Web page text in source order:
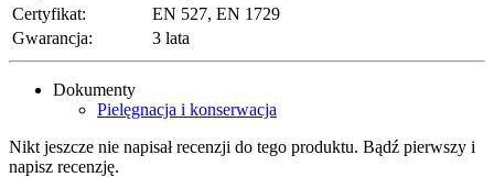
Certyfikat:
EN 527, EN 1729
Gwarancja:
3 lata
Dokumenty
Pielęgnacja i konserwacja
Nikt jeszcze nie napisał recenzji do tego produktu. Bądź pierwszy i
napisz recenzję.